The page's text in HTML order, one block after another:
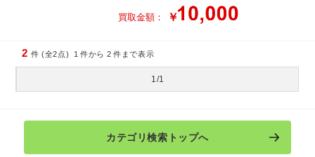
買取金額： ￥
2 件 (全2点) 1 件から 2 件まで表示
1/1
カテゴリ検索トップへ